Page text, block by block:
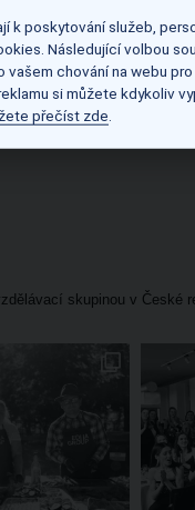
a
loajalitu ke značce
preferujete
skupinou v České
k poskytování služeb,
Následující volbou
chování na webu
si můžete kdykoliv
přečíst zde